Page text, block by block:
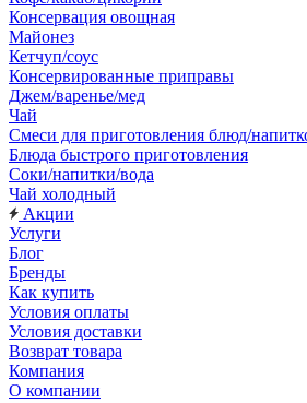
Консервация овощная
Майонез
Кетчуп/соус
Консервированные приправы
Джем/варенье/мед
Чай
Смеси для приготовления блюд/
Блюда быстрого приготовления
Соки/напитки/вода
Чай холодный
Акции
Услуги
Блог
Бренды
Как купить
Условия оплаты
Условия доставки
Возврат товара
Компания
О компании